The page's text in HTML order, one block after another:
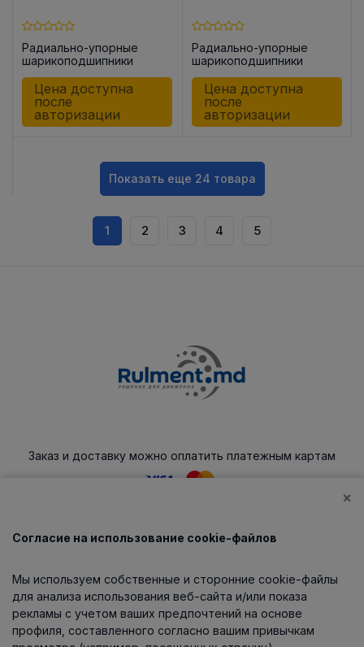
Радиально-упорные
шарикоподшипники
ZKLN2557 -2Z
Цена доступна
после
авторизации
Радиально-упорные
шарикоподшипники
ZKLF1560 -2RS
Цена доступна
после
авторизации
Показать еще 24 товара
1 2 3 4 5
Заказ и доставку можно оплатить платежным картам
Каталог
О компании
×
Согласие на использование cookie-файлов
Мы используем собственные и сторонние cookie-файлы
для анализа использования веб-сайта и/или показа
рекламы с учетом ваших предпочтений на основе
профиля, составленного согласно вашим привычкам